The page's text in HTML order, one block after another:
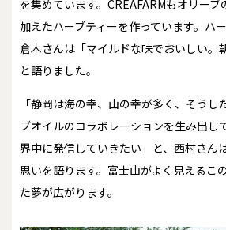
を集めています。CREAFARMもオリー
加えたハーブティーを作っています。ハ
倉木さんは「マイルドな味でおいしい。
と語りました。
「静岡は海の幸、山の幸が多く、そうし
ブオイルのコラボレーションを生み出し
界中に発信していきたい」と、西村さん
思いを語ります。富士山がよく見えるこ
た夢が広がります。